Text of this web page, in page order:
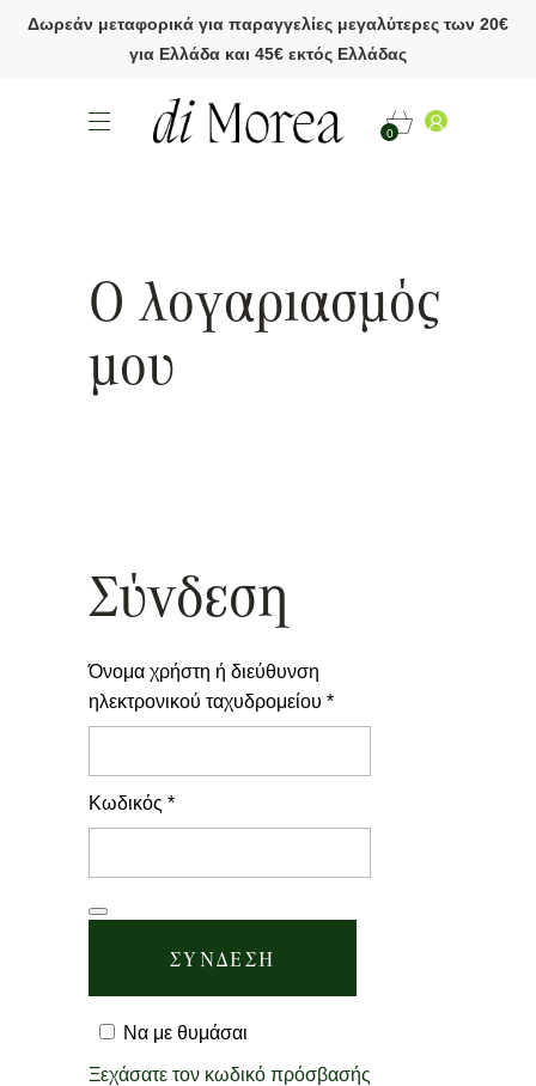
Δωρεάν μεταφορικά για παραγγελίες μεγαλύτερες των 20€
για Ελλάδα και 45€ εκτός Ελλάδας
0
Ο λογαριασμός
μου
Σύνδεση
Όνομα χρήστη ή διεύθυνση
ηλεκτρονικού ταχυδρομείου *Απαιτείται
Κωδικός *Απαιτείται
Να με θυμάσαι
ΣΎΝΔΕΣΗ
Ξεχάσατε τον κωδικό πρόσβασής